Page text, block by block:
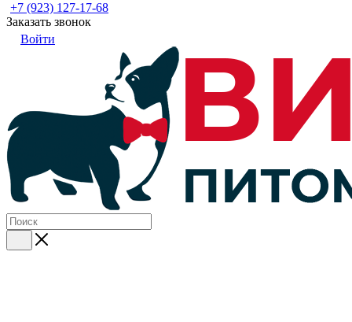
+7 (923) 127-17-68
Заказать звонок
Войти